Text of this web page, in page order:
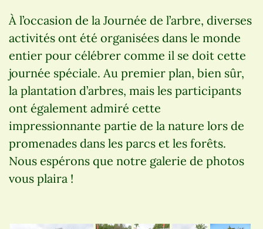
À l’occasion de la Journée de l’arbre, diverses
activités ont été organisées dans le monde
entier pour célébrer comme il se doit cette
journée spéciale. Au premier plan, bien sûr,
la plantation d’arbres, mais les participants
ont également admiré cette
impressionnante partie de la nature lors de
promenades dans les parcs et les forêts.
Nous espérons que notre galerie de photos
vous plaira !